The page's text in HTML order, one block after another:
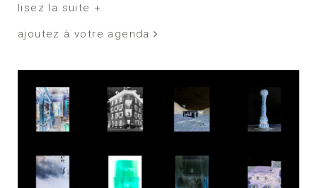
lisez la suite +
ajoutez à votre agenda